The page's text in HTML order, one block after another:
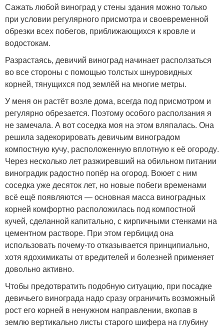
Сажать любой виноград у стены здания можно только
при условии регулярного присмотра и своевременной
обрезки всех побегов, приближающихся к кровле и
водостокам.
Разрастаясь, девичий виноград начинает расползаться
во все стороны с помощью толстых шнуровидных
корней, тянущихся под землёй на многие метры.
У меня он растёт возле дома, всегда под присмотром и
регулярно обрезается. Поэтому особого расползания я
не замечала. А вот соседка моя на этом вляпалась. Она
решила задекорировать девичьим виноградом
компостную кучу, расположенную вплотную к её огороду.
Через несколько лет разжиревший на обильном питании
виноградик радостно попёр на огород. Воюет с ним
соседка уже десяток лет, но новые побеги временами
всё ещё появляются — основная масса виноградных
корней комфортно расположилась под компостной
кучей, сделанной капитально, с кирпичными стенками на
цементном растворе. При этом гербицид она
использовать почему-то отказывается принципиально,
хотя ядохимикаты от вредителей и болезней применяет
довольно активно.
Чтобы предотвратить подобную ситуацию, при посадке
девичьего винограда надо сразу ограничить возможный
рост его корней в ненужном направлении, вкопав в
землю вертикально листы старого шифера на глубину